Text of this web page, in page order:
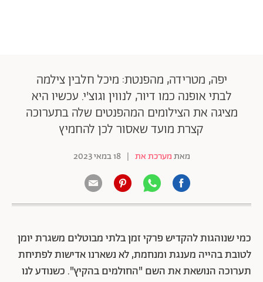
יפה, מטרידה, מהפנטת: מיכל חלבין צילמה
לבתי אופנה כמו דיור, לנווין וגוצ'י. עכשיו היא
מציגה את הצילומים המהפנטים שלה בתערוכה
קצרת מועד שאסור לכן להחמיץ
מאתמערכת את | 18 במאי 2023
כמי שנוהגות להקדיש פרקי זמן בלתי מבוטלים משגרת יומן
לטובת בהייה מענגת ומנחמת, לא נשארנו אדישות לפתיחת
תערוכה הנושאת את השם "החולמים בהקיץ". כשנודע לנו